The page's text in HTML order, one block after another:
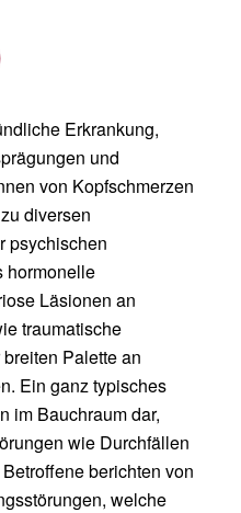
Erkrankung,
und
von Kopfschmerzen
diversen
psychischen
hormonelle
Läsionen an
traumatische
Palette an
Ein ganz typisches
im Bauchraum dar,
wie Durchfällen
berichten von
welche